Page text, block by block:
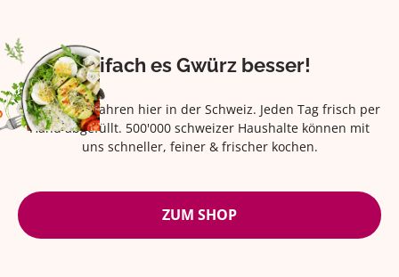
Eifach es Gwürz besser!
Seit über 42 Jahren hier in der Schweiz. Jeden Tag frisch per
Hand abgefüllt. 500'000 schweizer Haushalte können mit
uns schneller, feiner & frischer kochen.
ZUM SHOP